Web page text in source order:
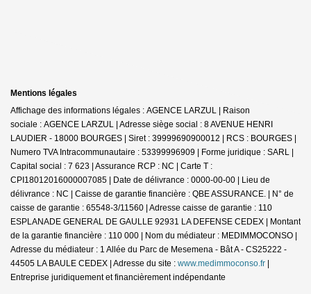
Mentions légales
Affichage des informations légales : AGENCE LARZUL | Raison
sociale : AGENCE LARZUL | Adresse siège social : 8 AVENUE HENRI
LAUDIER - 18000 BOURGES | Siret : 39999690900012 | RCS : BOURGES |
Numero TVA Intracommunautaire : 53399996909 | Forme juridique : SARL |
Capital social : 7 623 | Assurance RCP : NC | Carte T :
CPI18012016000007085 | Date de délivrance : 0000-00-00 | Lieu de
délivrance : NC | Caisse de garantie financière : QBE ASSURANCE. | N° de
caisse de garantie : 65548-3/11560 | Adresse caisse de garantie : 110
ESPLANADE GENERAL DE GAULLE 92931 LA DEFENSE CEDEX | Montant
de la garantie financière : 110 000 | Nom du médiateur : MEDIMMOCONSO |
Adresse du médiateur : 1 Allée du Parc de Mesemena - Bât A - CS25222 -
44505 LA BAULE CEDEX | Adresse du site : www.medimmoconso.fr |
Entreprise juridiquement et financièrement indépendante